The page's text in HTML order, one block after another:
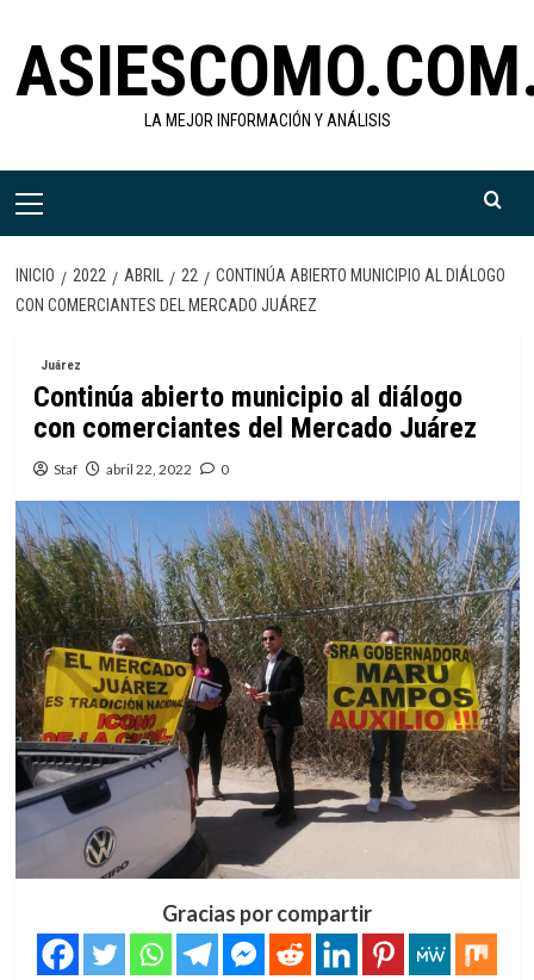
contenido
LA MEJOR INFORMACIÓN Y ANÁLISIS
Menú
INICIO 2022 ABRIL 22
CONTINÚA ABIERTO MUNICIPIO AL DIÁLOGO
CON COMERCIANTES DEL MERCADO JUÁREZ
Juárez
Continúa abierto municipio al diálogo
con comerciantes del Mercado Juárez
Staf abril 22, 2022 0
Gracias por compartir